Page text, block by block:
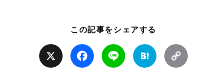
この記事をシェアする
Facebook Line Hatena